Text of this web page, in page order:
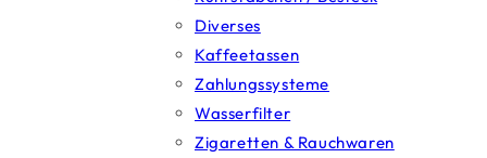
Diverses
Kaffeetassen
Zahlungssysteme
Wasserfilter
Zigaretten & Rauchwaren